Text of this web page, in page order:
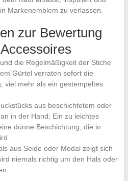
Markenemblem zu verlassen.
zur Bewertung
die Regelmäßigkeit der Stiche
Gürtel verraten sofort die
viel mehr als ein gestempeltes
aus beschichtetem oder
in der Hand: Ein zu leichtes
dünne Beschichtung, die in
aus Seide oder Modal zeigt sich
niemals richtig um den Hals oder